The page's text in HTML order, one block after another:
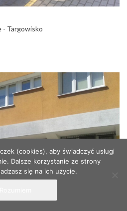
- Targowisko
(cookies), aby świadczyć usługi
Dalsze korzystanie ze strony
się na ich użycie.